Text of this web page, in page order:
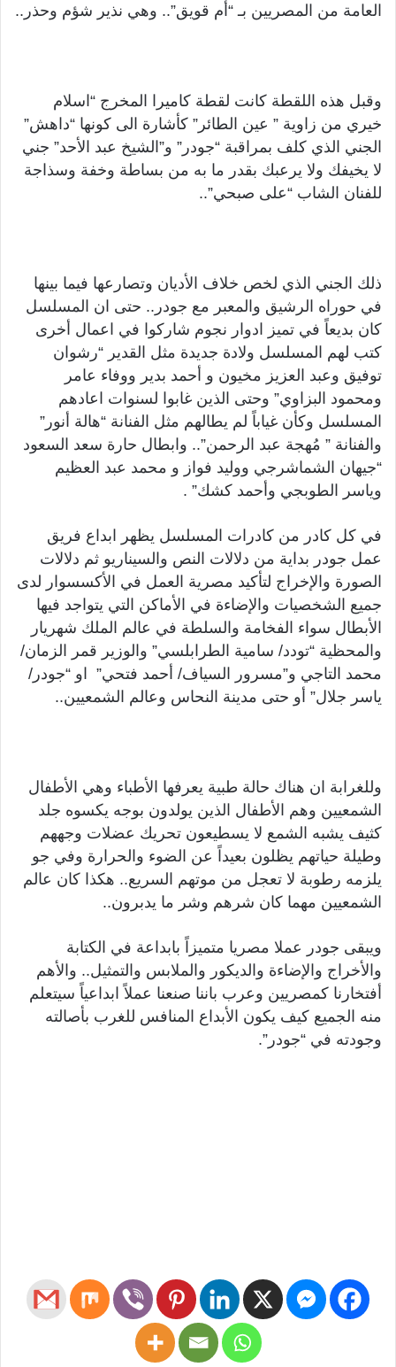
العامة من المصريين بـ “أم قويق”.. وهي نذير شؤم وحذر..
وقبل هذه اللقطة كانت لقطة كاميرا المخرج “اسلام
خيري من زاوية ” عين الطائر” كأشارة الى كونها “داهش”
الجني الذي كلف بمراقبة “جودر” و”الشيخ عبد الأحد” جني
لا يخيفك ولا يرعبك بقدر ما به من بساطة وخفة وسذاجة
للفنان الشاب “على صبحي”..
ذلك الجني الذي لخص خلاف الأديان وتصارعها فيما بينها
في حوراه الرشيق والمعبر مع جودر.. حتى ان المسلسل
كان بديعاً في تميز ادوار نجوم شاركوا في اعمال أخرى
كتب لهم المسلسل ولادة جديدة مثل القدير “رشوان
توفيق وعبد العزيز مخيون و أحمد بدير ووفاء عامر
ومحمود البزاوي” وحتى الذين غابوا لسنوات اعادهم
المسلسل وكأن غياباً لم يطالهم مثل الفنانة “هالة أنور”
والفنانة ” مُهجة عبد الرحمن”.. وابطال حارة سعد السعود
“جيهان الشماشرجي ووليد فواز و محمد عبد العظيم
وياسر الطوبجي وأحمد كشك” .
في كل كادر من كادرات المسلسل يظهر ابداع فريق
عمل جودر بداية من دلالات النص والسيناريو ثم دلالات
الصورة والإخراج لتأكيد مصرية العمل في الأكسسوار لدى
جميع الشخصيات والإضاءة في الأماكن التي يتواجد فيها
الأبطال سواء الفخامة والسلطة في عالم الملك شهريار
والمحظية “تودد/ سامية الطرابلسي” والوزير قمر الزمان/
محمد التاجي و”مسرور السياف/ أحمد فتحي” او “جودر/
ياسر جلال” أو حتى مدينة النحاس وعالم الشمعيين..
وللغرابة ان هناك حالة طبية يعرفها الأطباء وهي الأطفال
الشمعيين وهم الأطفال الذين يولدون بوجه يكسوه جلد
كثيف يشبه الشمع لا يسطيعون تحريك عضلات وجههم
وطيلة حياتهم يظلون بعيداً عن الضوء والحرارة وفي جو
يلزمه رطوبة لا تعجل من موتهم السريع.. هكذا كان عالم
الشمعيين مهما كان شرهم وشر ما يدبرون..
ويبقى جودر عملا مصريا متميزاً بابداعة في الكتابة
والأخراج والإضاءة والديكور والملابس والتمثيل.. والأهم
أفتخارنا كمصريين وعرب باننا صنعنا عملاً ابداعياً سيتعلم
منه الجميع كيف يكون الأبداع المنافس للغرب بأصالته
وجودته في “جودر”.